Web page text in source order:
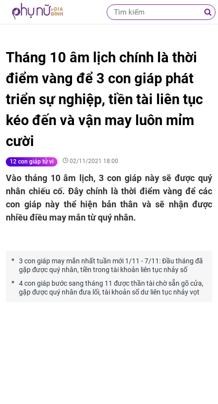
Tháng 10 âm lịch chính là thời
điểm vàng để 3 con giáp phát
triển sự nghiệp, tiền tài liên tục
kéo đến và vận may luôn mỉm
cười
12 con giáp tử vi 02/11/2021 18:00
Vào tháng 10 âm lịch, 3 con giáp này sẽ được quý
nhân chiếu cố. Đây chính là thời điểm vàng để các
con giáp này thể hiện bản thân và sẽ nhận được
nhiều điều may mắn từ quý nhân.
3 con giáp may mắn nhất tuần mới 1/11 - 7/11: Đầu tháng đã
gặp được quý nhân, tiền trong tài khoản liên tục nhảy số
4 con giáp bước sang tháng 11 được thần tài chờ sẵn gõ cửa,
gặp được quý nhân đưa lối, tài khoản số dư liên tục nhảy vọt